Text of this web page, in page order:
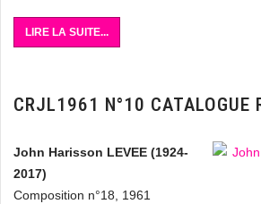
LIRE LA SUITE...
CRJL1961 N°10 CATALOGUE
John Harisson LEVEE (1924-
2017)
Composition n°18, 1961